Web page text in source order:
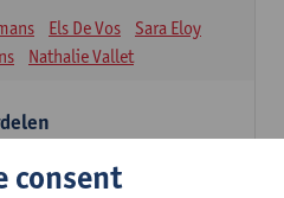
Els De Vos
Sara Eloy
Nathalie Vallet
één of meerdere
consent